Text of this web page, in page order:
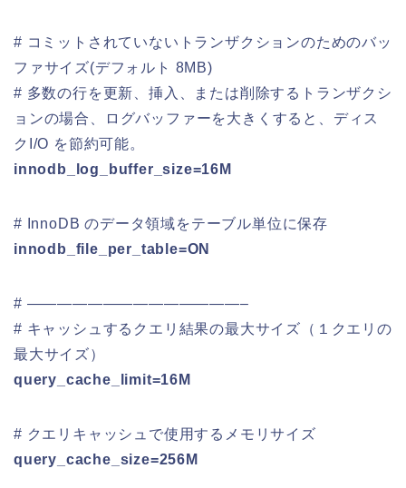
# コミットされていないトランザクションのためのバッ
ファサイズ(デフォルト 8MB)
# 多数の行を更新、挿入、または削除するトランザクシ
ョンの場合、ログバッファーを大きくすると、ディス
クI/O を節約可能。
innodb_log_buffer_size=16M
# InnoDB のデータ領域をテーブル単位に保存
innodb_file_per_table=ON
# ——————————————–
# キャッシュするクエリ結果の最大サイズ（１クエリの
最大サイズ）
query_cache_limit=16M
# クエリキャッシュで使用するメモリサイズ
query_cache_size=256M